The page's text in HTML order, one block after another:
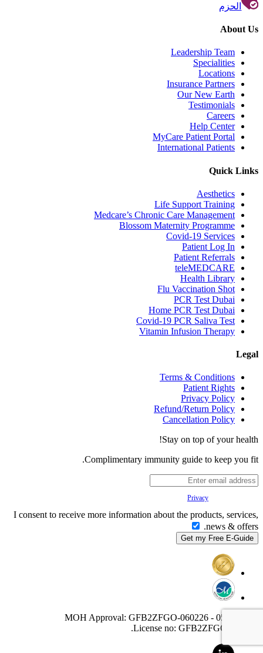
الحزم
About Us
Leadership Team
Specialities
Locations
Insurance Partners
Our New Earth
Testimonials
Careers
Help Center
MyCare Patient Portal
International Patients
Quick Links
Aesthetics
Life Support Training
Medcare’s Chronic Care Management
Blossom Maternity Programme
Covid-19 Services
Patient Log In
Patient Referrals
teleMEDCARE
Health Library
Flu Vaccination Shot
PCR Test Dubai
Home PCR Test Dubai
Covid-19 PCR Saliva Test
Vitamin Infusion Therapy
Legal
Terms & Conditions
Patient Rights
Privacy Policy
Refund/Return Policy
Cancellation Policy
Stay on top of your health!
Complimentary immunity guide to keep you fit.
Privacy
I consent to receive more information about the products, services,
news & offers.
MOH Approval: GFB2ZFGO-060226 - 05/02/2027
License no: GFB2ZFGO-060226.